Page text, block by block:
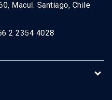
Macul. Santiago, Chile
2 2354 4028